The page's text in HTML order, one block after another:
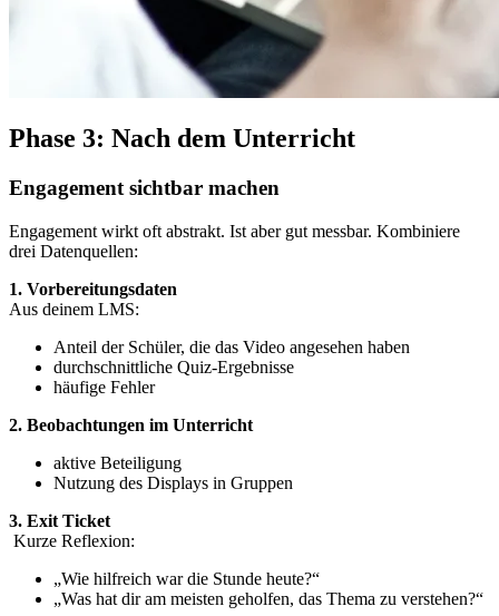
Phase 3: Nach dem Unterricht
Engagement sichtbar machen
Engagement wirkt oft abstrakt. Ist aber gut messbar. Kombiniere
drei Datenquellen:
1. Vorbereitungsdaten
Aus deinem LMS:
Anteil der Schüler, die das Video angesehen haben
durchschnittliche Quiz-Ergebnisse
häufige Fehler
2. Beobachtungen im Unterricht
aktive Beteiligung
Nutzung des Displays in Gruppen
3. Exit Ticket
Kurze Reflexion:
„Wie hilfreich war die Stunde heute?“
„Was hat dir am meisten geholfen, das Thema zu verstehen?“